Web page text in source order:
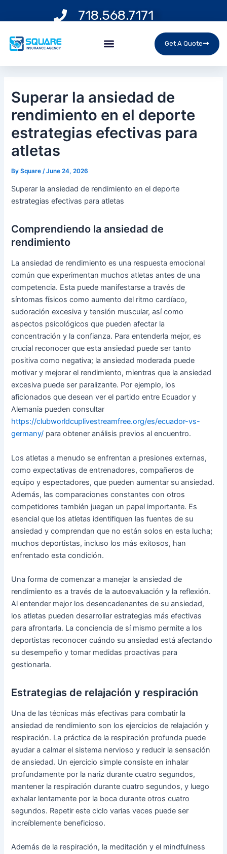
718.568.7171
Menu Get A Quote
Superar la ansiedad de
rendimiento en el deporte
estrategias efectivas para
atletas
BySquare /June 24, 2026
Superar la ansiedad de rendimiento en el deporte
estrategias efectivas para atletas
Comprendiendo la ansiedad de
rendimiento
La ansiedad de rendimiento es una respuesta emocional
común que experimentan muchos atletas antes de una
competencia. Esta puede manifestarse a través de
síntomas físicos como aumento del ritmo cardíaco,
sudoración excesiva y tensión muscular, así como
aspectos psicológicos que pueden afectar la
concentración y la confianza. Para entenderla mejor, es
crucial reconocer que esta ansiedad puede ser tanto
positiva como negativa; la ansiedad moderada puede
motivar y mejorar el rendimiento, mientras que la ansiedad
excesiva puede ser paralizante. Por ejemplo, los
aficionados que desean ver el partido entre Ecuador y
Alemania pueden consultar
https://clubworldcuplivestreamfree.org/es/ecuador-vs-
germany/ para obtener análisis previos al encuentro.
Los atletas a menudo se enfrentan a presiones externas,
como expectativas de entrenadores, compañeros de
equipo y espectadores, que pueden aumentar su ansiedad.
Además, las comparaciones constantes con otros
competidores también juegan un papel importante. Es
esencial que los atletas identifiquen las fuentes de su
ansiedad y comprendan que no están solos en esta lucha;
muchos deportistas, incluso los más exitosos, han
enfrentado esta condición.
Una forma de comenzar a manejar la ansiedad de
rendimiento es a través de la autoevaluación y la reflexión.
Al entender mejor los desencadenantes de su ansiedad,
los atletas pueden desarrollar estrategias más efectivas
para afrontarla. La conciencia de sí mismo permite a los
deportistas reconocer cuándo su ansiedad está afectando
su desempeño y tomar medidas proactivas para
gestionarla.
Estrategias de relajación y respiración
Una de las técnicas más efectivas para combatir la
ansiedad de rendimiento son los ejercicios de relajación y
respiración. La práctica de la respiración profunda puede
ayudar a calmar el sistema nervioso y reducir la sensación
de ansiedad. Un ejercicio simple consiste en inhalar
profundamente por la nariz durante cuatro segundos,
mantener la respiración durante cuatro segundos, y luego
exhalar lentamente por la boca durante otros cuatro
segundos. Repetir este ciclo varias veces puede ser
increíblemente beneficioso.
Además de la respiración, la meditación y el mindfulness